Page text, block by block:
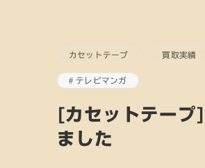
カセットテープ 買取実績
テレビマンガ
[カセットテー
ました